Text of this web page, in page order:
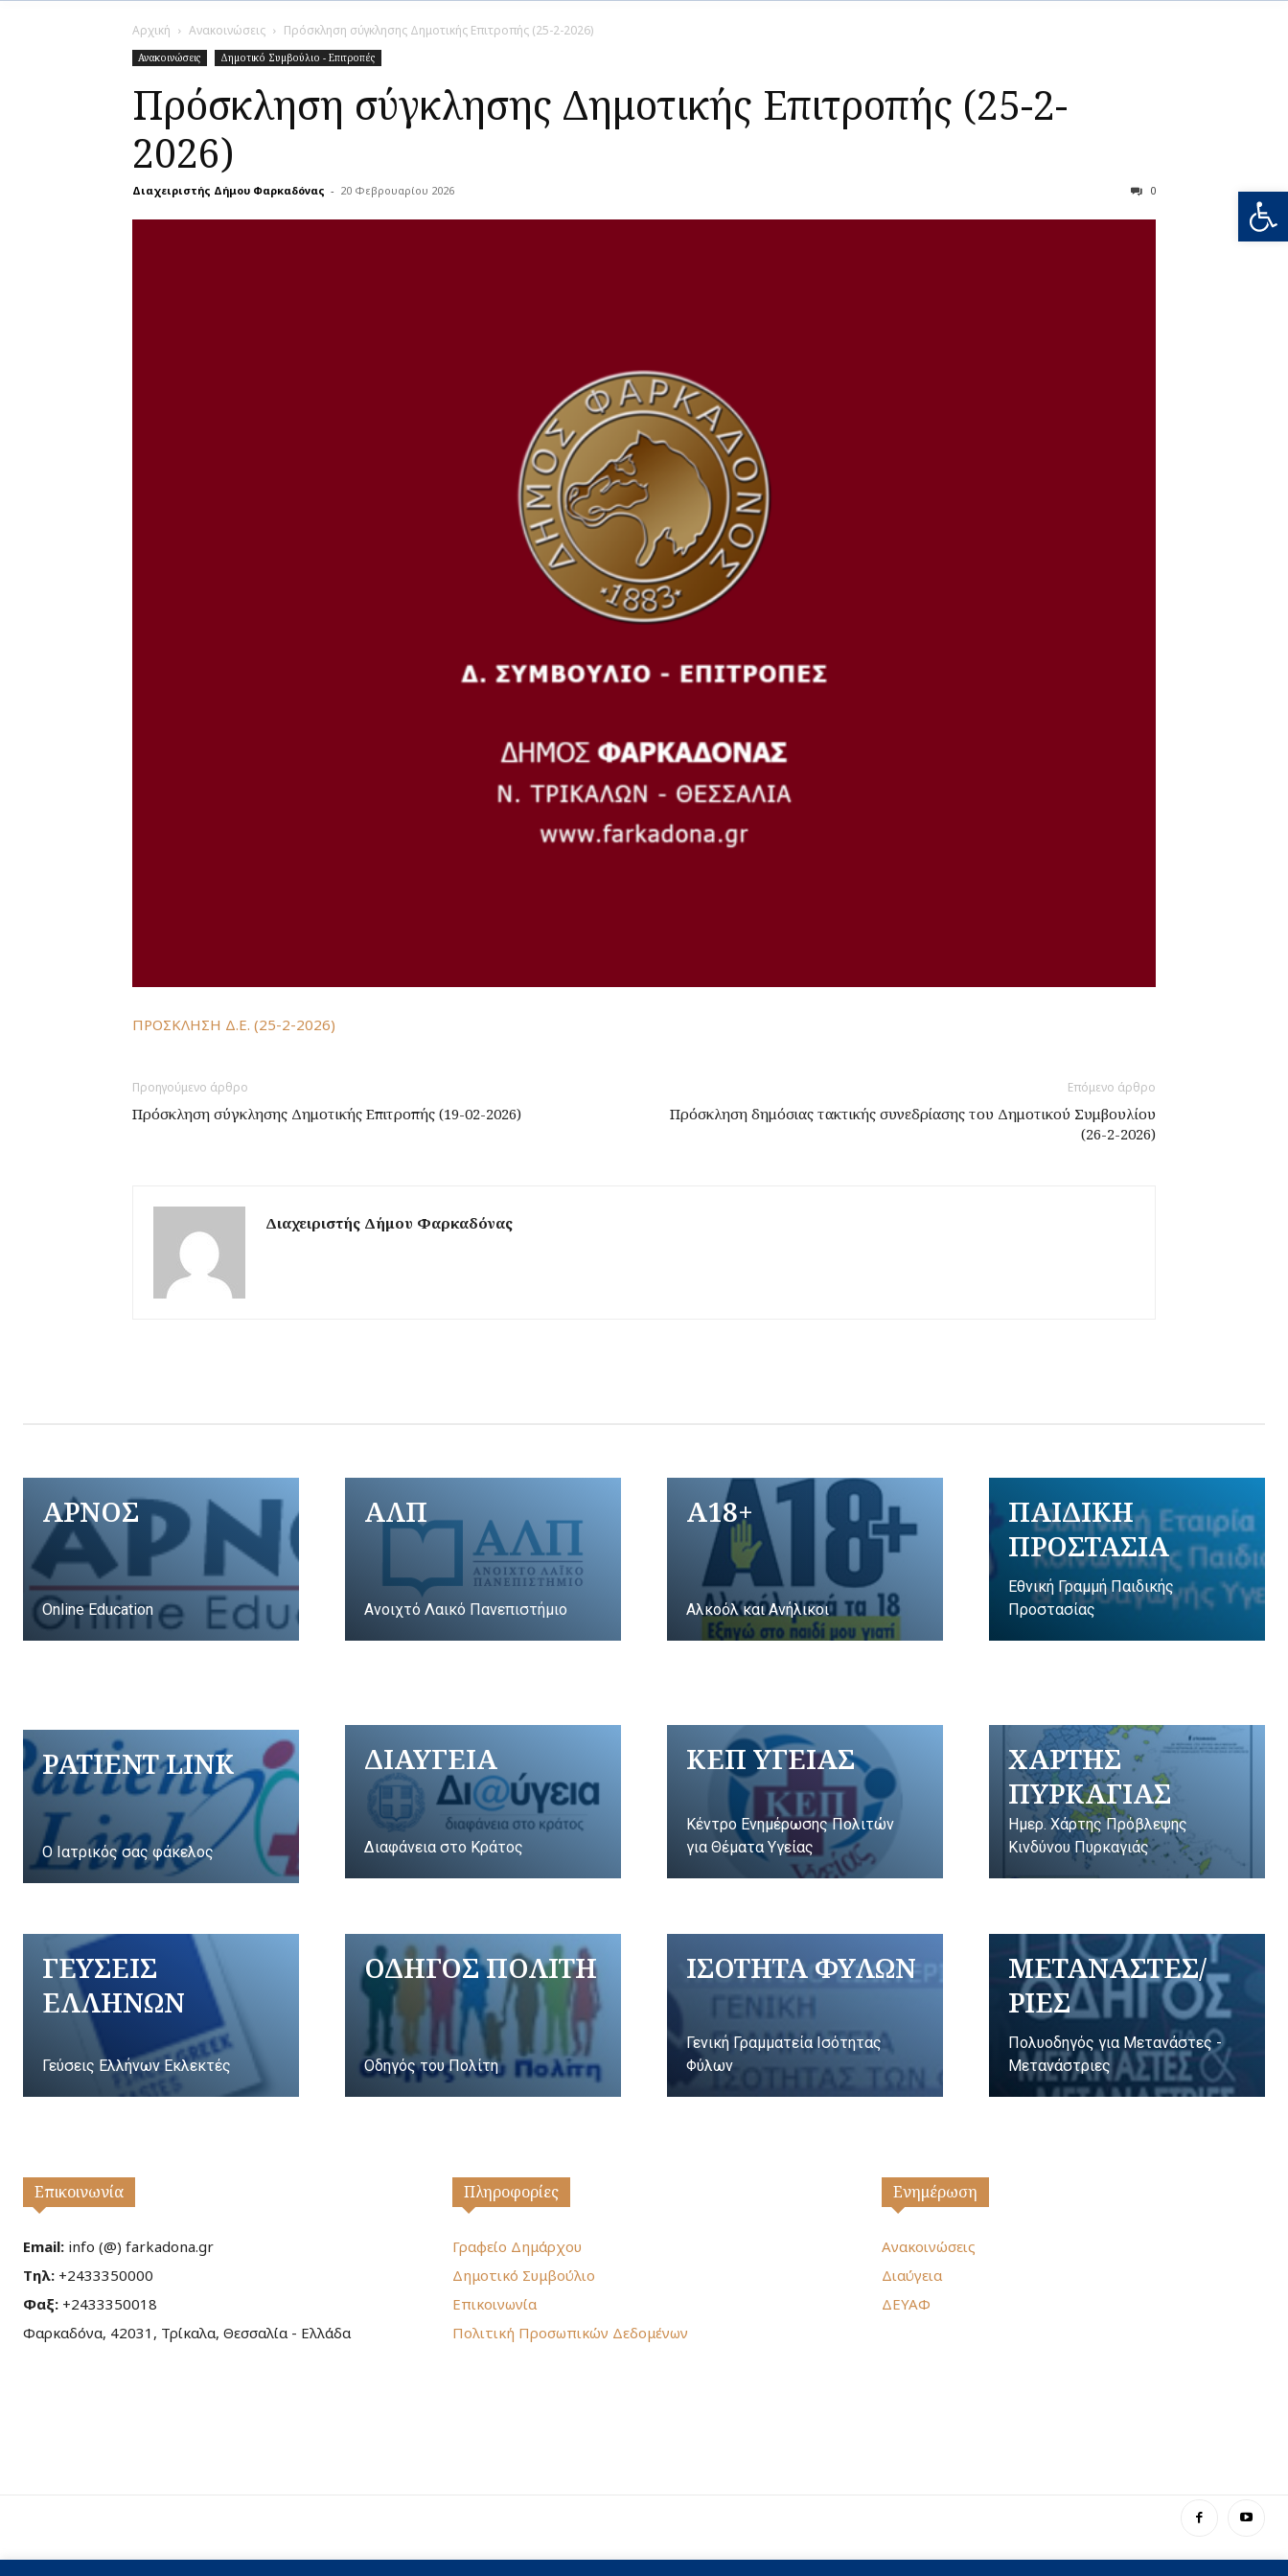
Αρχική Ανακοινώσεις Πρόσκληση σύγκλησης Δημοτικής Επιτροπής (25-2-2026)
Ανακοινώσεις Δημοτικό Συμβούλιο - Επιτροπές
Πρόσκληση σύγκλησης Δημοτικής Επιτροπής (25-2-
2026)
Διαχειριστής Δήμου Φαρκαδόνας - 20 Φεβρουαρίου 2026 0
ΠΡΟΣΚΛΗΣΗ Δ.Ε. (25-2-2026)
Προηγούμενο άρθρο
Πρόσκληση σύγκλησης Δημοτικής Επιτροπής (19-02-2026)
Επόμενο άρθρο
Πρόσκληση δημόσιας τακτικής συνεδρίασης του Δημοτικού Συμβουλίου
(26-2-2026)
Διαχειριστής Δήμου Φαρκαδόνας
ΑΡΝΟΣ
Online Education
ΑΛΠ
Ανοιχτό Λαικό Πανεπιστήμιο
A18+
Αλκοόλ και Ανήλικοι
ΠΑΙΔΙΚΗ
ΠΡΟΣΤΑΣΙΑ
Εθνική Γραμμή Παιδικής
Προστασίας
PATIENT LINK
Ο Ιατρικός σας φάκελος
ΔΙΑΥΓΕΙΑ
Διαφάνεια στο Κράτος
ΚΕΠ ΥΓΕΙΑΣ
Κέντρο Ενημέρωσης Πολιτών
για Θέματα Υγείας
ΧΑΡΤΗΣ
ΠΥΡΚΑΓΙΑΣ
Ημερ. Χάρτης Πρόβλεψης
Κινδύνου Πυρκαγιάς
ΓΕΥΣΕΙΣ
ΕΛΛΗΝΩΝ
Γεύσεις Ελλήνων Εκλεκτές
ΟΔΗΓΟΣ ΠΟΛΙΤΗ
Οδηγός του Πολίτη
ΙΣΟΤΗΤΑ ΦΥΛΩΝ
Γενική Γραμματεία Ισότητας
Φύλων
ΜΕΤΑΝΑΣΤΕΣ/
ΡΙΕΣ
Πολυοδηγός για Μετανάστες -
Μετανάστριες
Επικοινωνία
Email: info (@) farkadona.gr
Τηλ: +2433350000
Φαξ: +2433350018
Φαρκαδόνα, 42031, Τρίκαλα, Θεσσαλία - Ελλάδα
Πληροφορίες
Γραφείο Δημάρχου
Δημοτικό Συμβούλιο
Επικοινωνία
Πολιτική Προσωπικών Δεδομένων
Ενημέρωση
Ανακοινώσεις
Διαύγεια
ΔΕΥΑΦ